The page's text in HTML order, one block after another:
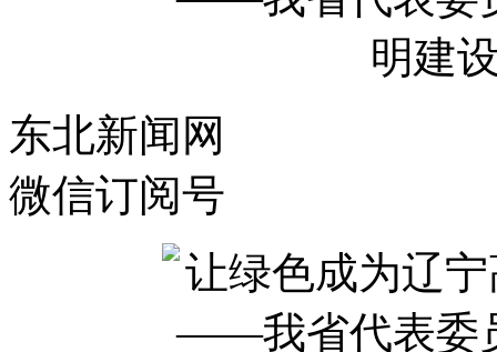
东北新闻网
微信订阅号